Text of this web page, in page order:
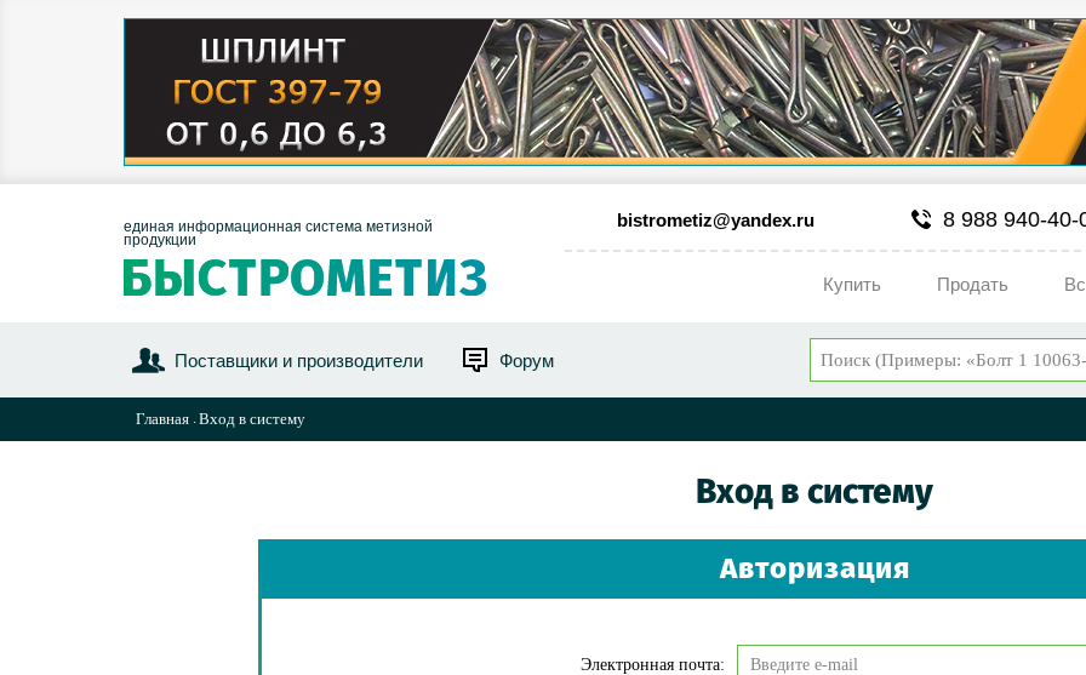
единая информационная система метизной
продукции
bistrometiz@yandex.ru 8 988 940-40-
Купить Продать
Поставщики и производители Форум
Главная Вход в систему
Вход в систему
Авторизация
Электронная почта: